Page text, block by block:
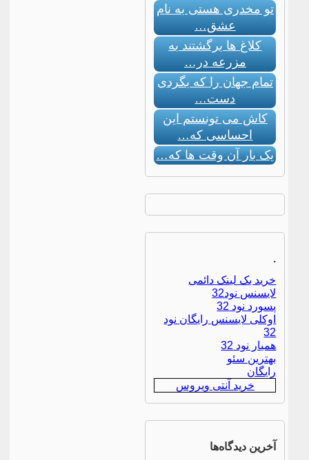
تو مخدری هستی به نام
عشق…
کلاغ ها برگشتند به
مزرعه در…
تمام جهان را که بگردی
دست…
کاش می تونستم این
احساسی که…
یک بار آن وقت ها که…
.
خرید بک لینک دائمی
لایسنس نود32
پسورد نود 32
اوکلی لایسنس رایگان نود
32
همیار نود 32
بهترین سئو
رایگان
خرید آنتی ویروس
آخرین دیدگاه‌ها